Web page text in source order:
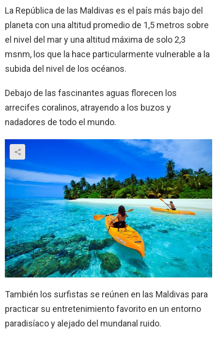
La República de las Maldivas es el país más bajo del
planeta con una altitud promedio de 1,5 metros sobre
el nivel del mar y una altitud máxima de solo 2,3
msnm, los que la hace particularmente vulnerable a la
subida del nivel de los océanos.
Debajo de las fascinantes aguas florecen los
arrecifes coralinos, atrayendo a los buzos y
nadadores de todo el mundo.
También los surfistas se reúnen en las Maldivas para
practicar su entretenimiento favorito en un entorno
paradisíaco y alejado del mundanal ruido.